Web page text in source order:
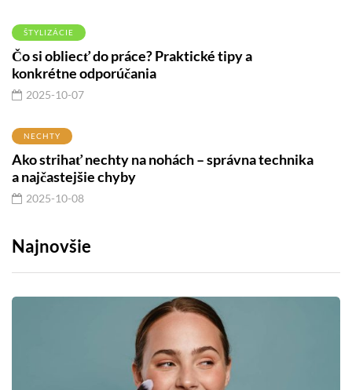
ŠTYLIZÁCIE
Čo si obliecť do práce? Praktické tipy a
konkrétne odporúčania
2025-10-07
NECHTY
Ako strihať nechty na nohách – správna technika
a najčastejšie chyby
2025-10-08
Najnovšie